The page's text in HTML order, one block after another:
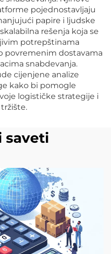
pojednostavljaju
papire i ljudske
rešenja koja se
potrepštinama
povremenim dostavama
snabdevanja.
cijenjene analize
kako bi pomogle
logističke strategije i
saveti